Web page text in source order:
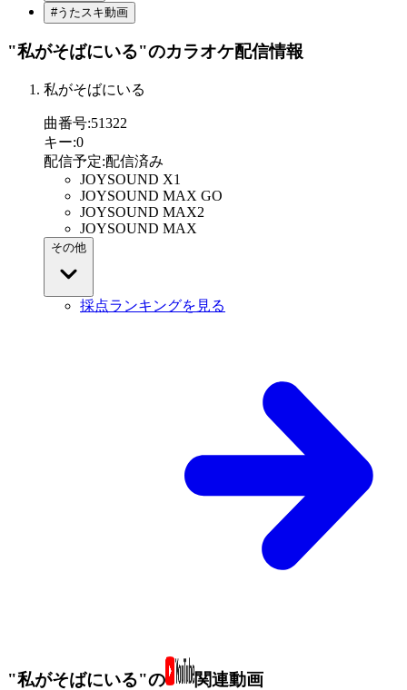
#うたスキ動画
"私がそばにいる"のカラオケ配信情報
私がそばにいる
曲番号:51322
キー:0
配信予定:配信済み
JOYSOUND X1
JOYSOUND MAX GO
JOYSOUND MAX2
JOYSOUND MAX
その他
採点ランキングを見る
"私がそばにいる"の 関連動画